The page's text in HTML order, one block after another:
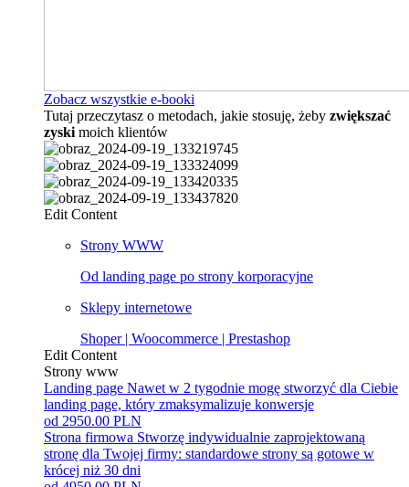
Zobacz wszystkie e-booki
Tutaj przeczytasz o metodach, jakie stosuję, żeby zwiększać
zyski moich klientów
Edit Content
Strony WWW
Od landing page po strony korporacyjne
Sklepy internetowe
Shoper | Woocommerce | Prestashop
Edit Content
Strony www
Landing page Nawet w 2 tygodnie mogę stworzyć dla Ciebie
landing page, który zmaksymalizuje konwersje
od 2950.00 PLN
Strona firmowa Stworzę indywidualnie zaprojektowaną
stronę dla Twojej firmy: standardowe strony są gotowe w
krócej niż 30 dni